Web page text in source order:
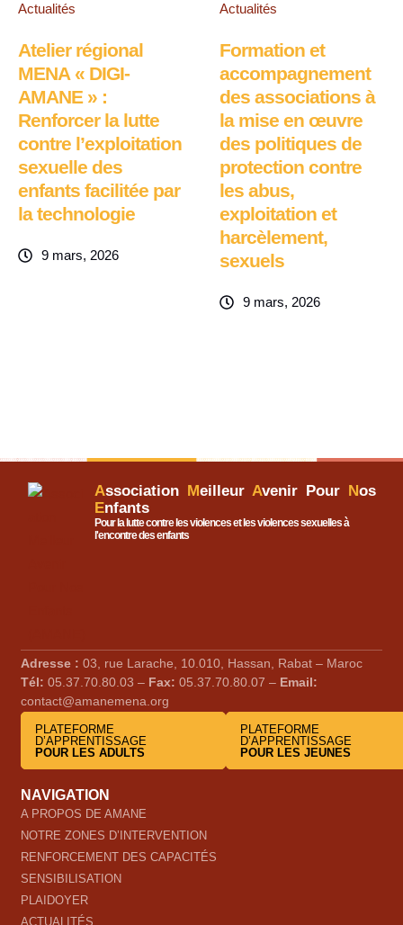
Actualités
Atelier régional
MENA « DIGI-
AMANE » :
Renforcer la lutte
contre l’exploitation
sexuelle des
enfants facilitée par
la technologie
9 mars, 2026
Actualités
Formation et
accompagnement
des associations à
la mise en œuvre
des politiques de
protection contre
les abus,
exploitation et
harcèlement,
sexuels
9 mars, 2026
Association Meilleur Avenir Pour Nos
Enfants
Pour la lutte contre les violences et les violences sexuelles à
l'encontre des enfants
Adresse : 03, rue Larache, 10.010, Hassan, Rabat – Maroc
Tél: 05.37.70.80.03 – Fax: 05.37.70.80.07 – Email:
contact@amanemena.org
PLATEFORME
D’APPRENTISSAGE
POUR LES ADULTS
PLATEFORME
D’APPRENTISSAGE
POUR LES JEUNES
NAVIGATION
A PROPOS DE AMANE
NOTRE ZONES D’INTERVENTION
RENFORCEMENT DES CAPACITÉS
SENSIBILISATION
PLAIDOYER
ACTUALITÉS